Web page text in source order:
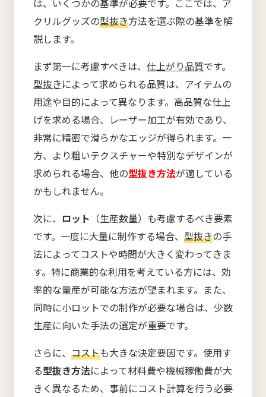
は、いくつかの基準が必要です。ここでは、ア
クリルグッズの型抜き方法を選ぶ際の基準を解
説します。
まず第一に考慮すべきは、 仕上がり品質です。
型抜きによって求められる品質は、アイテムの
用途や目的によって異なります。高品質な仕上
げを求める場合、レーザー加工が有効であり、
非常に精密で滑らかなエッジが得られます。一
方、より粗いテクスチャーや特別なデザインが
求められる場合、他の型抜き方法が適している
かもしれません。
次に、 ロット （生産数量）も考慮するべき要素
です。一度に大量に制作する場合、 型抜きの手
法によってコストや時間が大きく変わってきま
す。特に商業的な利用を考えている方には、効
率的な量産が可能な方法が望まれます。また、
同時に小ロットでの制作が必要な場合は、少数
生産に向いた手法の選定が重要です。
さらに、 コストも大きな決定要因です。使用す
る型抜き方法によって材料費や機械稼働費が大
きく異なるため、事前にコスト計算を行う必要